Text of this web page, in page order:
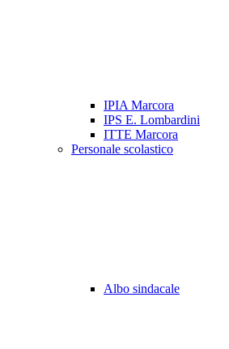
IPIA Marcora
IPS E. Lombardini
ITTE Marcora
Personale scolastico
Albo sindacale